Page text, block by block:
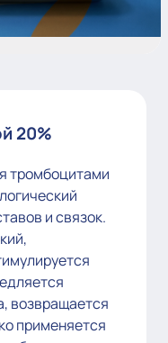
20%
тромбоцитами
и связок.
возвращается
применяется